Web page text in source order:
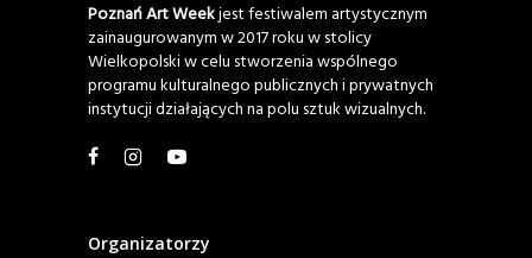
Poznań Art Weekjest festiwalem artystycznym
zainaugurowanym w 2017 roku w stolicy
Wielkopolski w celu stworzenia wspólnego
programu kulturalnego publicznych i prywatnych
instytucji działających na polu sztuk wizualnych.
Organizatorzy